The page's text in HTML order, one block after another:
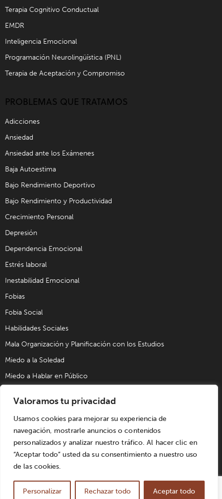
Valoramos tu privacidad
Usamos cookies para mejorar su experiencia de
navegación, mostrarle anuncios o contenidos
personalizados y analizar nuestro tráfico. Al hacer clic en
“Aceptar todo” usted da su consentimiento a nuestro uso
de las cookies.
Personalizar Rechazar todo Aceptar todo
Terapia Cognitivo Conductual
EMDR
Inteligencia Emocional
Programación Neurolingüística (PNL)
Terapia de Aceptación y Compromiso
PROBLEMAS QUE TRATAMOS
Adicciones
Ansiedad
Ansiedad ante los Exámenes
Baja Autoestima
Bajo Rendimiento Deportivo
Bajo Rendimiento y Productividad
Crecimiento Personal
Depresión
Dependencia Emocional
Estrés laboral
Inestabilidad Emocional
Fobias
Fobia Social
Habilidades Sociales
Mala Organización y Planificación con los Estudios
Miedo a la Soledad
Miedo a Hablar en Público
Trastorno Obsesivo Compulsivo (TOC)
Trastornos de Alimentación
© UPAD Psicología y Coaching S.L. | Todos los derechos
reservados. Diseñado porWin Innovacion Aviso Legal|